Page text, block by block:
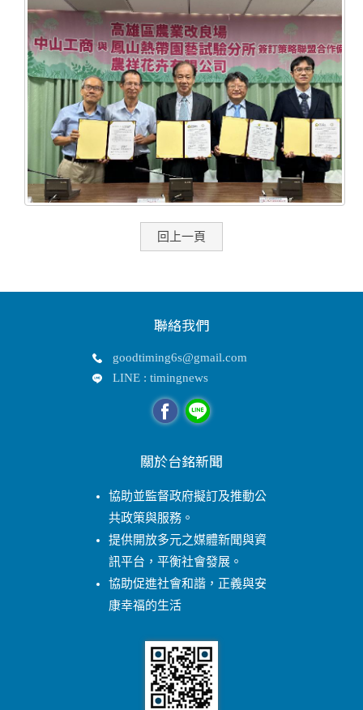
回上一頁
聯絡我們
goodtiming6s@gmail.com
LINE : timingnews
關於台銘新聞
協助並監督政府擬訂及推動公
共政策與服務。
提供開放多元之媒體新聞與資
訊平台，平衡社會發展。
協助促進社會和諧，正義與安
康幸福的生活